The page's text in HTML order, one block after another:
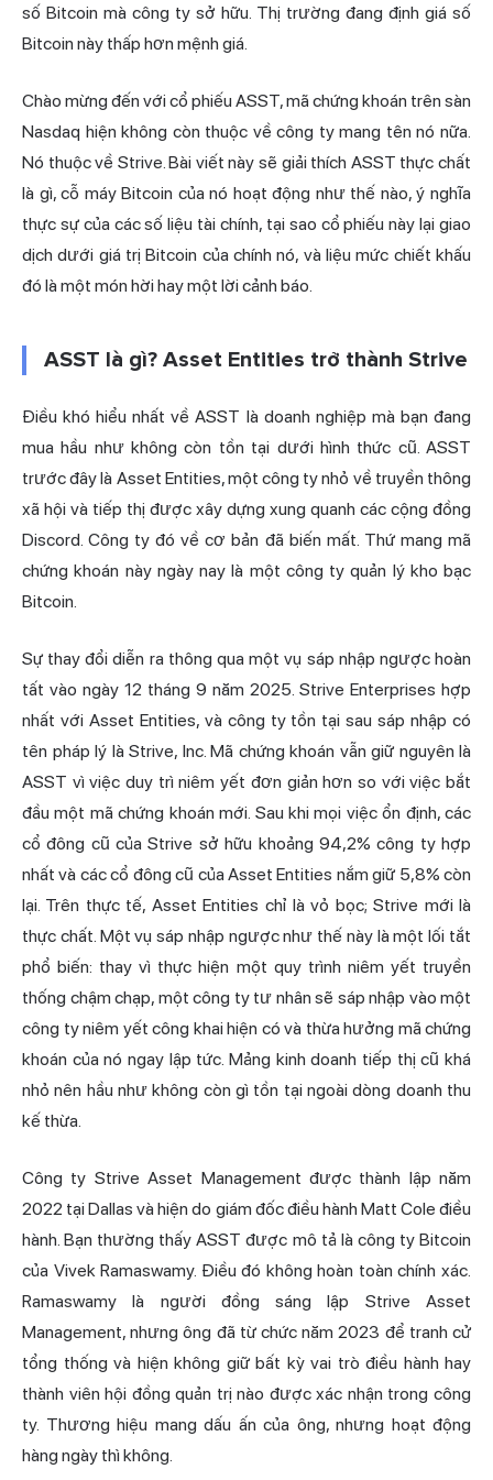
số Bitcoin mà công ty sở hữu. Thị trường đang định giá số
Bitcoin này thấp hơn mệnh giá.
Chào mừng đến với cổ phiếu ASST, mã chứng khoán trên sàn
Nasdaq hiện không còn thuộc về công ty mang tên nó nữa.
Nó thuộc về Strive. Bài viết này sẽ giải thích ASST thực chất
là gì, cỗ máy Bitcoin của nó hoạt động như thế nào, ý nghĩa
thực sự của các số liệu tài chính, tại sao cổ phiếu này lại giao
dịch dưới giá trị Bitcoin của chính nó, và liệu mức chiết khấu
đó là một món hời hay một lời cảnh báo.
ASST là gì? Asset Entities trở thành Strive
Điều khó hiểu nhất về ASST là doanh nghiệp mà bạn đang
mua hầu như không còn tồn tại dưới hình thức cũ. ASST
trước đây là Asset Entities, một công ty nhỏ về truyền thông
xã hội và tiếp thị được xây dựng xung quanh các cộng đồng
Discord. Công ty đó về cơ bản đã biến mất. Thứ mang mã
chứng khoán này ngày nay là một công ty quản lý kho bạc
Bitcoin.
Sự thay đổi diễn ra thông qua một vụ sáp nhập ngược hoàn
tất vào ngày 12 tháng 9 năm 2025. Strive Enterprises hợp
nhất với Asset Entities, và công ty tồn tại sau sáp nhập có
tên pháp lý là Strive, Inc. Mã chứng khoán vẫn giữ nguyên là
ASST vì việc duy trì niêm yết đơn giản hơn so với việc bắt
đầu một mã chứng khoán mới. Sau khi mọi việc ổn định, các
cổ đông cũ của Strive sở hữu khoảng 94,2% công ty hợp
nhất và các cổ đông cũ của Asset Entities nắm giữ 5,8% còn
lại. Trên thực tế, Asset Entities chỉ là vỏ bọc; Strive mới là
thực chất. Một vụ sáp nhập ngược như thế này là một lối tắt
phổ biến: thay vì thực hiện một quy trình niêm yết truyền
thống chậm chạp, một công ty tư nhân sẽ sáp nhập vào một
công ty niêm yết công khai hiện có và thừa hưởng mã chứng
khoán của nó ngay lập tức. Mảng kinh doanh tiếp thị cũ khá
nhỏ nên hầu như không còn gì tồn tại ngoài dòng doanh thu
kế thừa.
Công ty Strive Asset Management được thành lập năm
2022 tại Dallas và hiện do giám đốc điều hành Matt Cole điều
hành. Bạn thường thấy ASST được mô tả là công ty Bitcoin
của Vivek Ramaswamy. Điều đó không hoàn toàn chính xác.
Ramaswamy là người đồng sáng lập Strive Asset
Management, nhưng ông đã từ chức năm 2023 để tranh cử
tổng thống và hiện không giữ bất kỳ vai trò điều hành hay
thành viên hội đồng quản trị nào được xác nhận trong công
ty. Thương hiệu mang dấu ấn của ông, nhưng hoạt động
hàng ngày thì không.